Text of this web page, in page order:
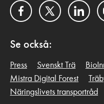
FacebookTwitterLinkedIn
Se också:
Press Svenskt Trä
Mistra Digital Forest
Näringslivets transportråd